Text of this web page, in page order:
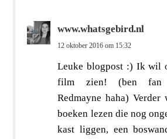
www.whatsgebird.nl
12 oktober 2016 om 15:32
Leuke blogpost :) Ik wil
film zien! (ben fan
Redmayne haha)
boeken lezen die nog
kast liggen, een